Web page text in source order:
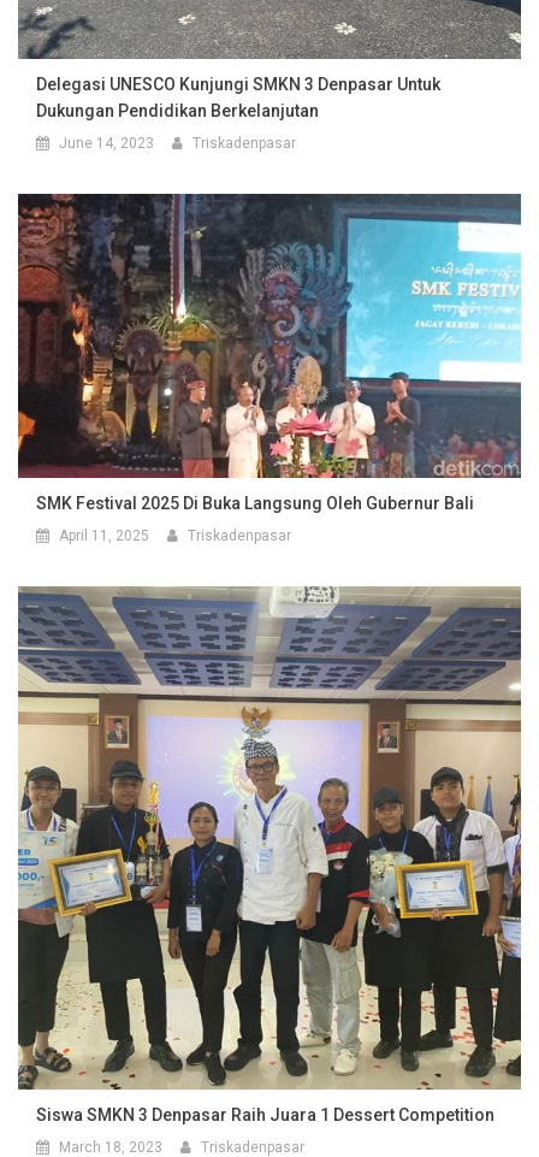
Delegasi UNESCO Kunjungi SMKN 3 Denpasar Untuk
Dukungan Pendidikan Berkelanjutan
June 14, 2023 Triskadenpasar
SMK Festival 2025 Di Buka Langsung Oleh Gubernur Bali
April 11, 2025 Triskadenpasar
Siswa SMKN 3 Denpasar Raih Juara 1 Dessert Competition
March 18, 2023 Triskadenpasar